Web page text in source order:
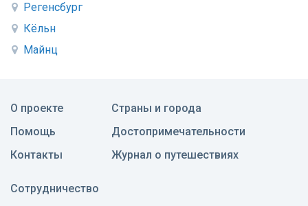
Регенсбург
Кёльн
Майнц
О проекте
Помощь
Контакты
Страны и города
Достопримечательности
Журнал о путешествиях
Сотрудничество